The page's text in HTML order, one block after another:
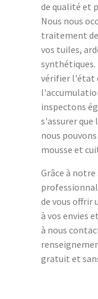
de qualité et
Nous nous
traitement
vos tuiles,
synthétiques.
vérifier l'état
inspectons
s'assurer
nous
mousse et
Grâce à
de vous
à vos envies
à nous
gratuit et